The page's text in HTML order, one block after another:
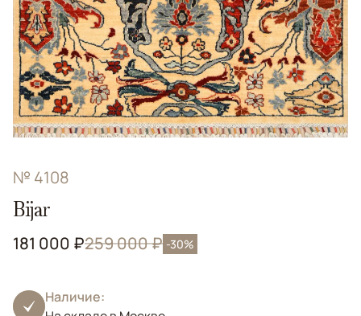
№ 4108
Bijar
181 000 ₽259 000 ₽ -30%
Наличие: